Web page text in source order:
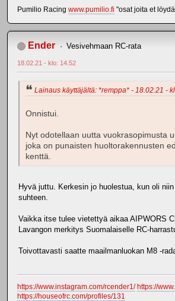
Pumilio Racing www.pumilio.fi "osat joita et
Ender Vesivehmaan RC-rata
18.02.21 - klo: 14.52
Lainaus käyttäjältä: *remppa* - 18.02.21 -
Onnistui.
Nyt odotellaan uutta vuokrasopimusta
joka on punaisten huoltorakennusten
kenttä.
Hyvä juttu. Kerkesin jo huolestua, kun oli
suhteen.
Vaikka itse tulee vietettyä aikaa AIPWORS
Lavangon merkitys Suomalaiselle RC-
Toivottavasti saatte maailmanluokan M8 -
https://www.instagram.com/rcender1/ https://
https://houseofrc.com/profiles/131